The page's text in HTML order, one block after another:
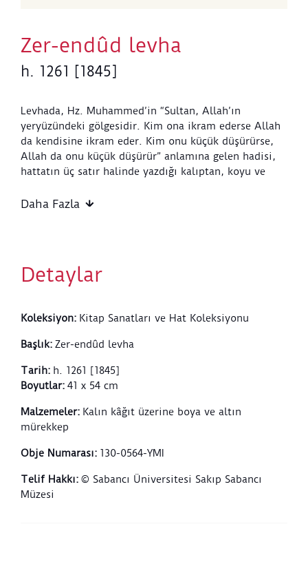
Zer-endûd levha
h. 1261 [1845]
Levhada, Hz. Muhammed’in “Sultan, Allah’ın
yeryüzündeki gölgesidir. Kim ona ikram ederse Allah
da kendisine ikram eder. Kim onu küçük düşürürse,
Allah da onu küçük düşürür” anlamına gelen hadisi,
hattatın üç satır halinde yazdığı kalıptan, koyu ve
hazırlanmıştır. Levha, büyük bir kıt’a formundadır.
yazılıdır. Soldaki koltuğa ise hattat ketebe kaydını
yılında yazılmıştır. Allah günahlarını affetsin).
Levhanın pervaz kenarları altınlı yapraklı dallarla,
pervazın köşeleri ise altı kollu yıldız motifleriyle
süslüdür.
Daha Fazla
Detaylar
Koleksiyon: Kitap Sanatları ve Hat Koleksiyonu
Başlık: Zer-endûd levha
Tarih: h. 1261 [1845]
Boyutlar: 41 x 54 cm
Malzemeler: Kalın kâğıt üzerine boya ve altın
mürekkep
Obje Numarası: 130-0564-YMI
Telif Hakkı: © Sabancı Üniversitesi Sakıp Sabancı
Müzesi